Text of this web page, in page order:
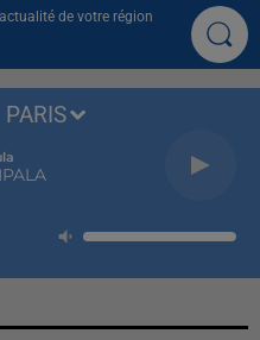
de votre région
PARIS